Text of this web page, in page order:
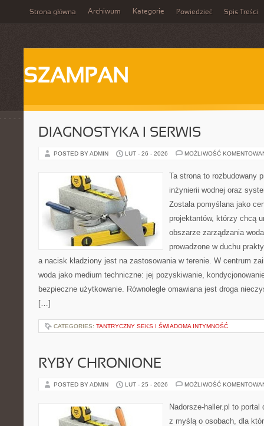
Strona główna Archiwum Kategorie Powiedzieć Spis Treści
SZAMPAN
DIAGNOSTYKA I SERWIS
POSTED BY ADMIN LUT - 26 - 2026 MOŻLIWOŚĆ
Ta strona to rozbudowany
inżynierii wodnej oraz
Została pomyślana jako
projektantów, którzy chcą
obszarze zarządzania
prowadzone w duchu
a nacisk kładziony jest na zastosowania w terenie. W centrum
woda jako medium techniczne: jej pozyskiwanie,
bezpieczne użytkowanie. Równolegle omawiana jest droga
[…]
CATEGORIES: TANTRYCZNY SEKS I ŚWIADOMA INTYMNOŚĆ
RYBY CHRONIONE
POSTED BY ADMIN LUT - 25 - 2026 MOŻLIWOŚĆ
Nadorsze-haller.pl to portal
z myślą o osobach, dla